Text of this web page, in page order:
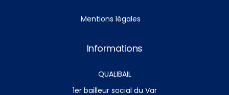
Mentions légales
Informations
QUALIBAIL
1er bailleur social du Var